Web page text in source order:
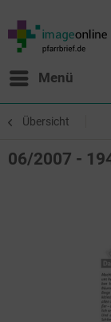
Menü
Übersicht
06/2007 -